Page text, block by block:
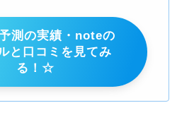
測の実績・noteの
と口コミを見てみ
る！☆